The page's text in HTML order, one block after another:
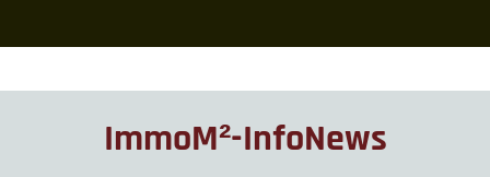
ImmoM²-InfoNews